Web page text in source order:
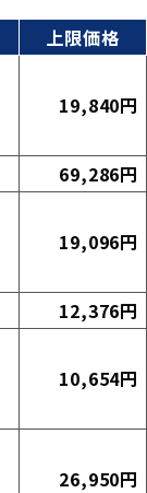
上限価格
19,840円
69,286円
19,096円
12,376円
10,654円
26,950円